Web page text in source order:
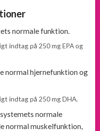
normale funktion.
indtag på 250 mg EPA og
normal hjernefunktion og
indtag på 250 mg DHA.
normale
normal muskelfunktion,